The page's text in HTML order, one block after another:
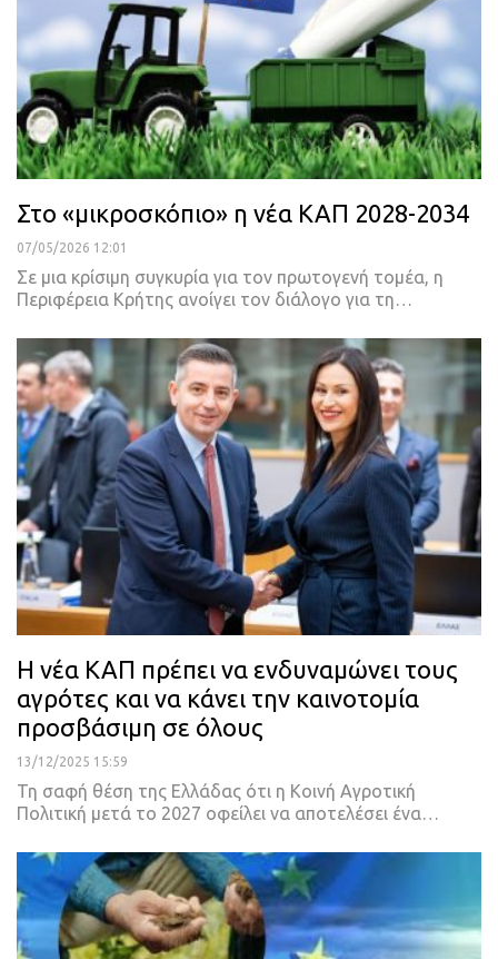
Στο «μικροσκόπιο» η νέα ΚΑΠ 2028-2034
07/05/2026 12:01
Σε μια κρίσιμη συγκυρία για τον πρωτογενή τομέα, η
Περιφέρεια Κρήτης ανοίγει τον διάλογο για τη…
Η νέα ΚΑΠ πρέπει να ενδυναμώνει τους
αγρότες και να κάνει την καινοτομία
προσβάσιμη σε όλους
13/12/2025 15:59
Τη σαφή θέση της Ελλάδας ότι η Κοινή Αγροτική
Πολιτική μετά το 2027 οφείλει να αποτελέσει ένα…